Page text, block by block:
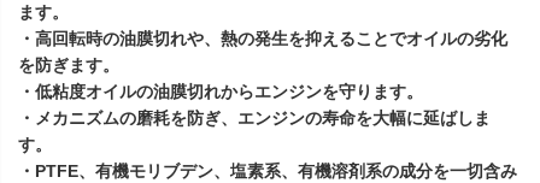
ます。
・高回転時の油膜切れや、熱の発生を抑えることでオイルの劣化
を防ぎます。
・低粘度オイルの油膜切れからエンジンを守ります。
・メカニズムの磨耗を防ぎ、エンジンの寿命を大幅に延ばしま
す。
・PTFE、有機モリブデン、塩素系、有機溶剤系の成分を一切含み